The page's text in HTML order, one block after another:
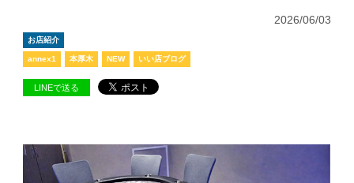
2026/06/03
お店紹介
annex1 本厚木 NEW いい店ブログ
LINEで送る